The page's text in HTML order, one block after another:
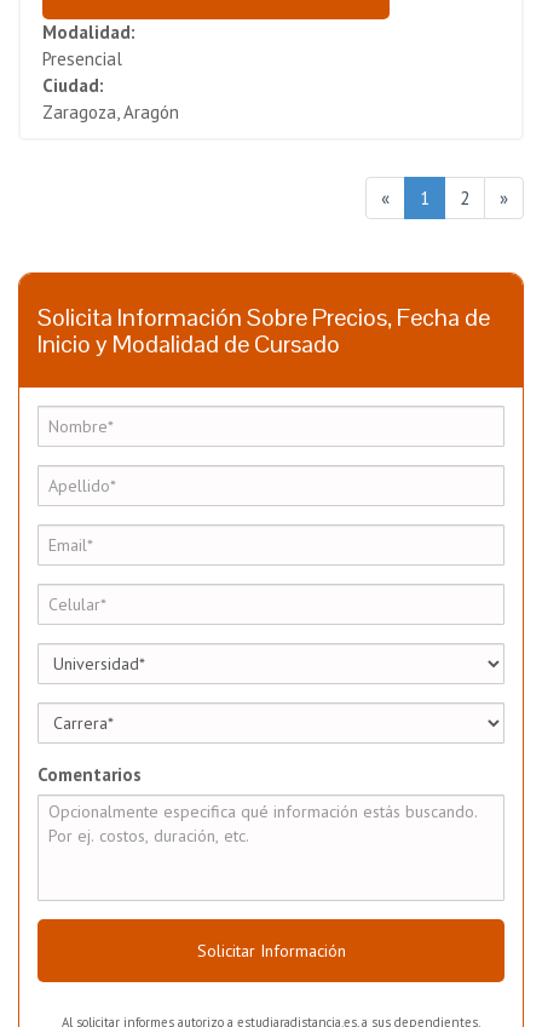
Modalidad:
Presencial
Ciudad:
Zaragoza, Aragón
« 1 2 »
Solicita Información Sobre Precios, Fecha de
Inicio y Modalidad de Cursado
Comentarios
Solicitar Información
Al solicitar informes autorizo a estudiaradistancia.es, a sus dependientes,